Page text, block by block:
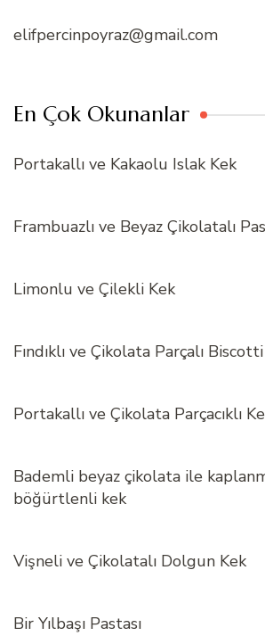
elifpercinpoyraz@gmail.com
En Çok Okunanlar
Portakallı ve Kakaolu Islak Kek
Frambuazlı ve Beyaz Çikolatalı
Limonlu ve Çilekli Kek
Fındıklı ve Çikolata Parçalı Biscotti
Portakallı ve Çikolata Parçacıklı
Bademli beyaz çikolata ile
böğürtlenli kek
Vişneli ve Çikolatalı Dolgun Kek
Bir Yılbaşı Pastası